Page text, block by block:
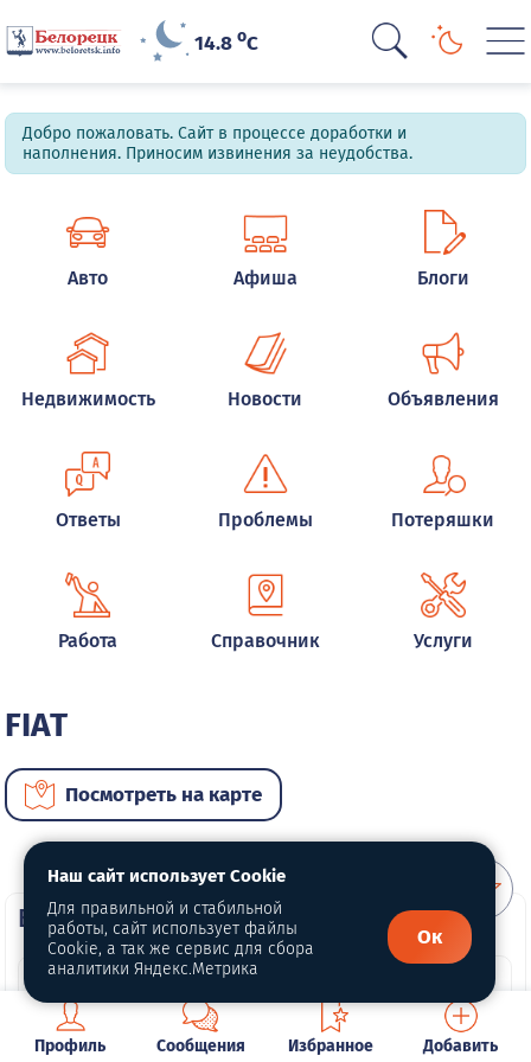
14.8oC
Добро пожаловать. Сайт в процессе доработки и
наполнения. Приносим извинения за неудобства.
Авто Афиша Блоги
Недвижимость Новости Объявления
Ответы Проблемы Потеряшки
Работа Справочник Услуги
FIAT
Посмотреть на карте
ВИП автомобили
Профиль Сообщения Избранное Добавить
Наш сайт использует Cookie
Для правильной и стабильной
работы, сайт использует файлы
Cookie, а так же сервис для сбора
аналитики Яндекс.Метрика
Ок